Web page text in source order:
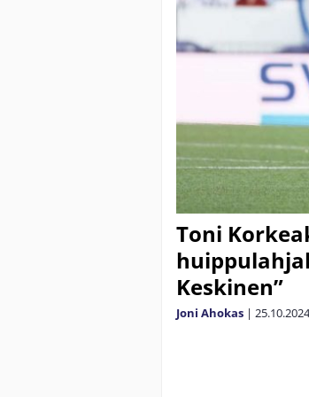
Toni
Keskinen”
Joni Ahokas | 25.10.2024